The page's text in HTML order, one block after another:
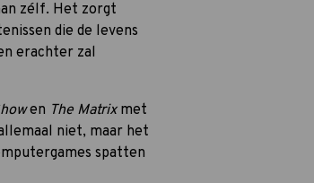
zélf. Het zorgt
die de levens
erachter zal
en The Matrixmet
niet, maar het
spatten